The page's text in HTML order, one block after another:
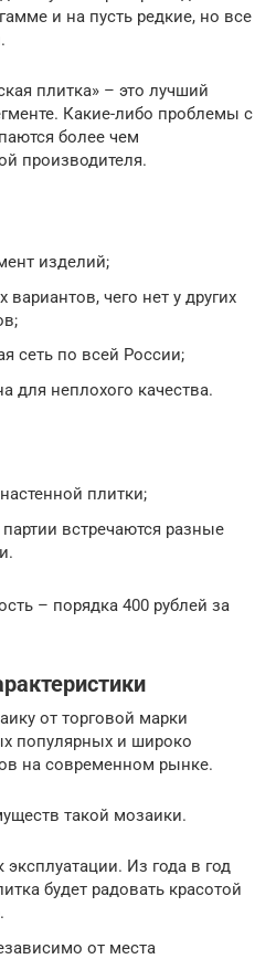
и на пусть редкие, но все
плитка» – это лучший
Какие-либо проблемы с
более чем
производителя.
изделий;
чего нет у других
сеть по всей России;
для неплохого качества.
плитки;
встречаются разные
– порядка 400 рублей за
от торговой марки
популярных и широко
на современном рынке.
такой мозаики.
Из года в год
будет радовать красотой
от места